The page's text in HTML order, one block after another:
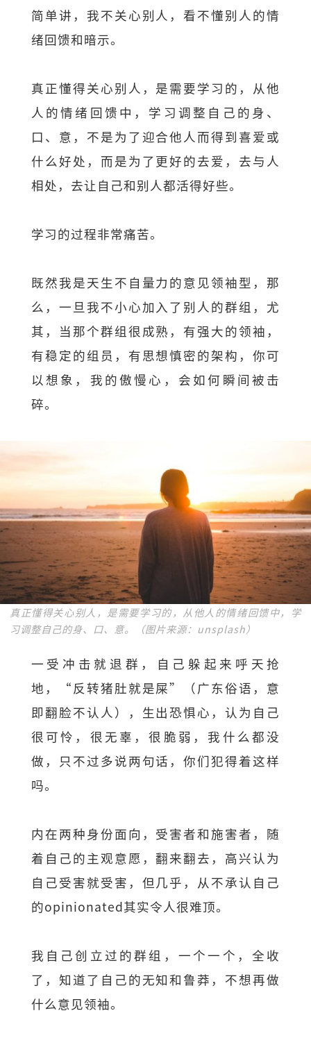
简单讲，我不关心别人，看不懂别人的情
绪回馈和暗示。
真正懂得关心别人，是需要学习的，从他
人的情绪回馈中，学习调整自己的身、
口、意，不是为了迎合他人而得到喜爱或
什么好处，而是为了更好的去爱，去与人
相处，去让自己和别人都活得好些。
学习的过程非常痛苦。
既然我是天生不自量力的意见领袖型，那
么，一旦我不小心加入了别人的群组，尤
其，当那个群组很成熟，有强大的领袖，
有稳定的组员，有思想慎密的架构，你可
以想象，我的傲慢心，会如何瞬间被击
碎。
真正懂得关心别人，是需要学习的，从他人的情绪回馈中，学
习调整自己的身、口、意。（图片来源：unsplash）
一受冲击就退群，自己躲起来呼天抢
地，“反转猪肚就是屎”（广东俗语，意
即翻脸不认人），生出恐惧心，认为自己
很可怜，很无辜，很脆弱，我什么都没
做，只不过多说两句话，你们犯得着这样
吗。
内在两种身份面向，受害者和施害者，随
着自己的主观意愿，翻来翻去，高兴认为
自己受害就受害，但几乎，从不承认自己
的opinionated其实令人很难顶。
我自己创立过的群组，一个一个，全收
了，知道了自己的无知和鲁莽，不想再做
什么意见领袖。